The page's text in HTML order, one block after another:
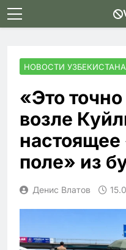
Skip
to
НОВОСТИ УЗБЕКИСТАНА
«Это
возле
поле» из
Денис Влатов